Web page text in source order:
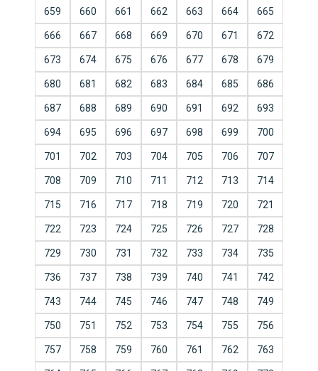
659 660 661 662 663 664 665
666 667 668 669 670 671 672
673 674 675 676 677 678 679
680 681 682 683 684 685 686
687 688 689 690 691 692 693
694 695 696 697 698 699 700
701 702 703 704 705 706 707
708 709 710 711 712 713 714
715 716 717 718 719 720 721
722 723 724 725 726 727 728
729 730 731 732 733 734 735
736 737 738 739 740 741 742
743 744 745 746 747 748 749
750 751 752 753 754 755 756
757 758 759 760 761 762 763